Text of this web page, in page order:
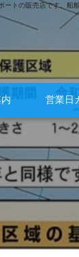
ートの販売店です。船
営業日